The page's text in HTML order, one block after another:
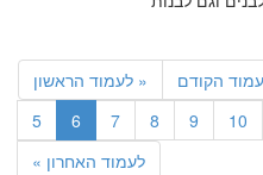
« לעמוד הראשון הקודם
5
6 7 8 9 10
לעמוד האחרון »